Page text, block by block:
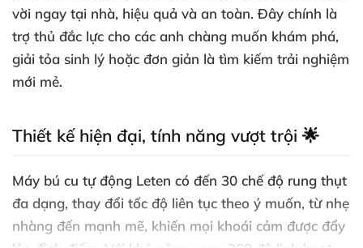
vời ngay tại nhà, hiệu quả và an toàn. Đây chính là
trợ thủ đắc lực cho các anh chàng muốn khám phá,
giải tỏa sinh lý hoặc đơn giản là tìm kiếm trải nghiệm
mới mẻ.
Thiết kế hiện đại, tính năng vượt trội 🌟
Máy bú cu tự động Leten có đến 30 chế độ rung thụt
đa dạng, thay đổi tốc độ liên tục theo ý muốn, từ nhẹ
nhàng đến mạnh mẽ, khiến mọi khoái cảm được đẩy